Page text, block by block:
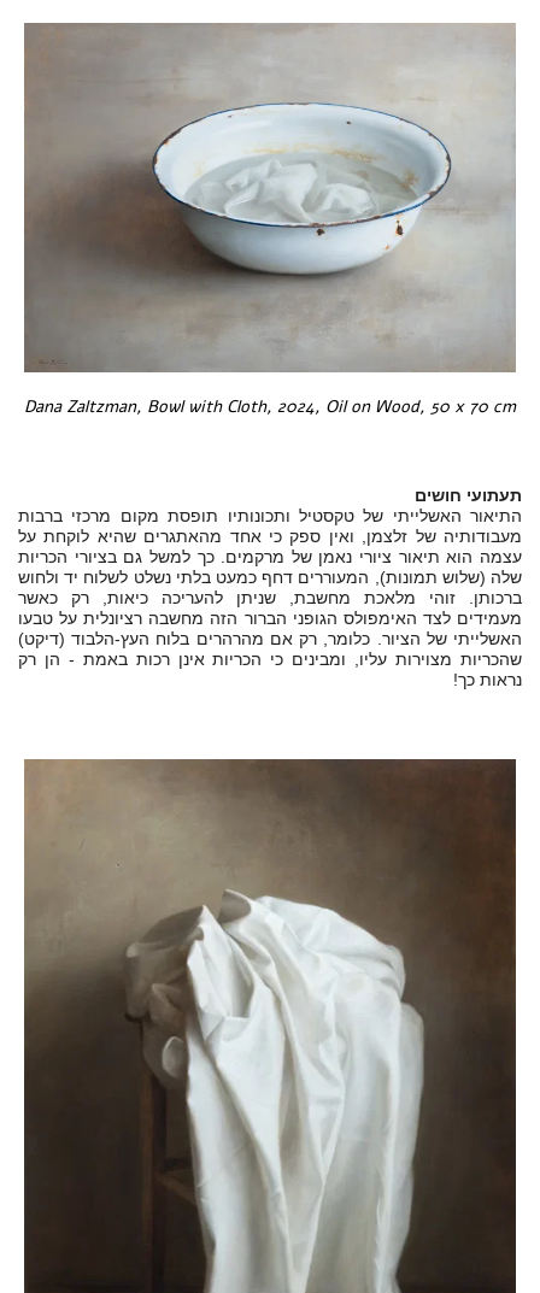
Dana Zaltzman, Bowl with Cloth, 2024, Oil on Wood, 50 x 70 cm
תעתועי חושים
התיאור האשלייתי של טקסטיל ותכונותיו תופסת מקום מרכזי ברבות
מעבודותיה של זלצמן, ואין ספק כי אחד מהאתגרים שהיא לוקחת על
עצמה הוא תיאור ציורי נאמן של מרקמים. כך למשל גם בציורי הכריות
שלה (שלוש תמונות), המעוררים דחף כמעט בלתי נשלט לשלוח יד ולחוש
ברכותן. זוהי מלאכת מחשבת, שניתן להעריכה כיאות, רק כאשר
מעמידים לצד האימפולס הגופני הברור הזה מחשבה רציונלית על טבעו
האשלייתי של הציור. כלומר, רק אם מהרהרים בלוח העץ-הלבוד (דיקט)
שהכריות מצוירות עליו, ומבינים כי הכריות אינן רכות באמת - הן רק
נראות כך!